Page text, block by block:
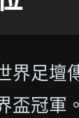
界足壇
盃冠軍